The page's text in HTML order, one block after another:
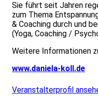
Sie führt seit Jahren
zum Thema
& Coaching durch und
(Yoga, Coaching /
Weitere Informationen
www.daniela-koll.de
Veranstalterprofil